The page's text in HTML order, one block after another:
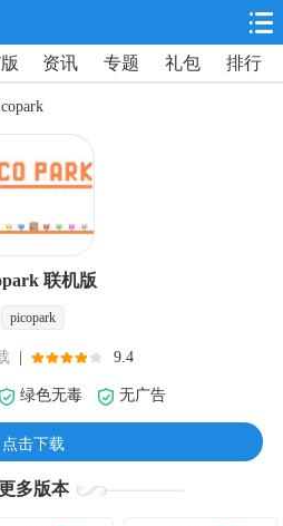
资讯 专题 礼包 排行
联机版
picopark
| 9.4
绿色无毒 无广告
点击下载
多版本